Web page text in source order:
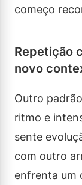
começo
Repetição
novo
Outro
ritmo e
sente
com outro
enfrenta um